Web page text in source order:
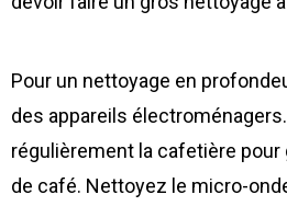
Pour un nettoyage en
des appareils
régulièrement la cafetière pour
de café. Nettoyez le micro-